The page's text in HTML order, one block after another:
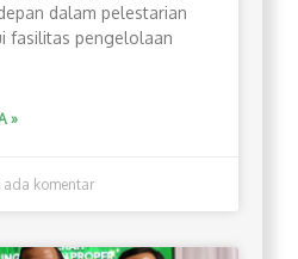
dalam pelestarian
fasilitas pengelolaan
»
ada komentar